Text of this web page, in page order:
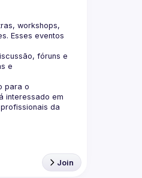
workshops,
Esses eventos
fóruns e
e
para o
interessado em
da
Join